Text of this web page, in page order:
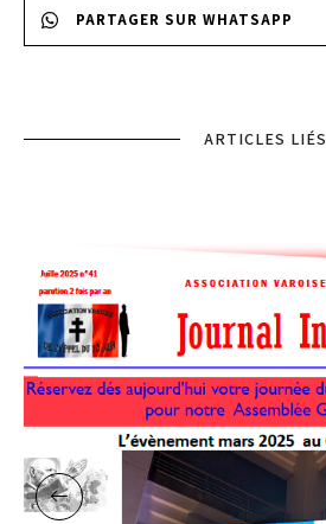
PARTAGER SUR WHATSAPP
ARTICLES LIÉS